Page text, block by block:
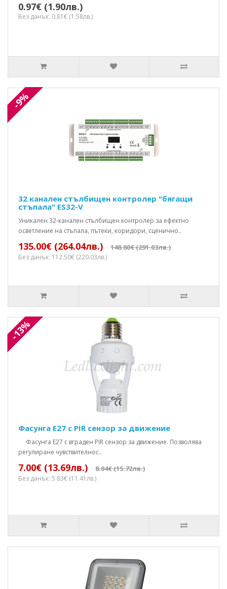
0.97€ (1.90лв.)
Без данък: 0.81€ (1.58лв.)
-9%
32 канален стълбищен контролер "бягащи
стъпала" ES32-V
Уникален 32-канален стълбищен контролер за ефектно
осветление на стъпала, пътеки, коридори, сценично..
135.00€ (264.04лв.) 148.80€ (291.03лв.)
Без данък: 112.50€ (220.03лв.)
-13%
Фасунга Е27 с PIR сензор за движение
Фасунга E27 с вграден PIR сензор за движение. Позволява
регулиране чувствителнос..
7.00€ (13.69лв.) 8.04€ (15.72лв.)
Без данък: 5.83€ (11.41лв.)